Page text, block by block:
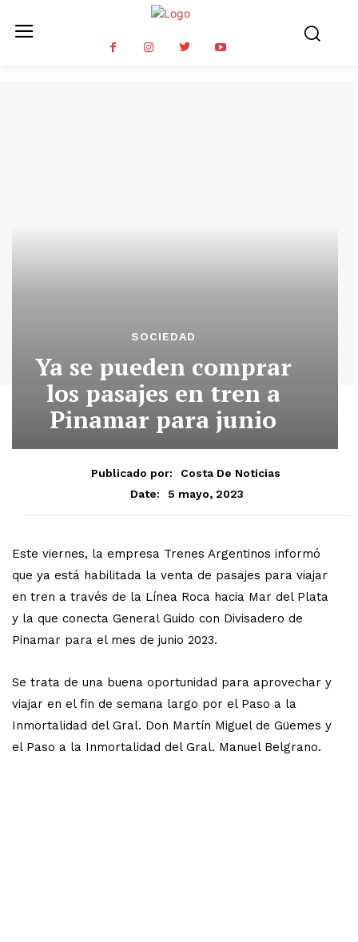
SOCIEDAD
Ya se pueden comprar
los pasajes en tren a
Pinamar para junio
Publicado por:
Costa De Noticias
Date:
5 mayo, 2023
Este viernes, la empresa Trenes Argentinos informó
que ya está habilitada la venta de pasajes para viajar
en tren a través de la Línea Roca hacia Mar del Plata
y la que conecta General Guido con Divisadero de
Pinamar para el mes de junio 2023.
Se trata de una buena oportunidad para aprovechar y
viajar en el fin de semana largo por el Paso a la
Inmortalidad del Gral. Don Martín Miguel de Güemes y
el Paso a la Inmortalidad del Gral. Manuel Belgrano.